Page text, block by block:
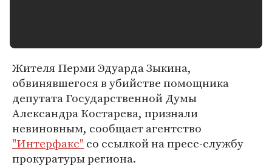
Жителя Перми Эдуарда Зыкина,
обвинявшегося в убийстве помощника
депутата Государственной Думы
Александра Костарева, признали
невиновным, сообщает агентство
"Интерфакс" со ссылкой на пресс-службу
прокуратуры региона.